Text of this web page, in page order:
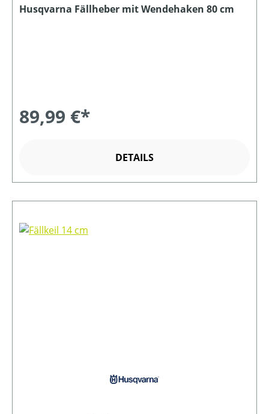
Husqvarna Fällheber mit Wendehaken 80 cm
89,99 €*
DETAILS